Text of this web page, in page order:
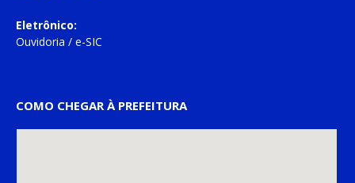
Eletrônico:
Ouvidoria / e-SIC
COMO CHEGAR À PREFEITURA